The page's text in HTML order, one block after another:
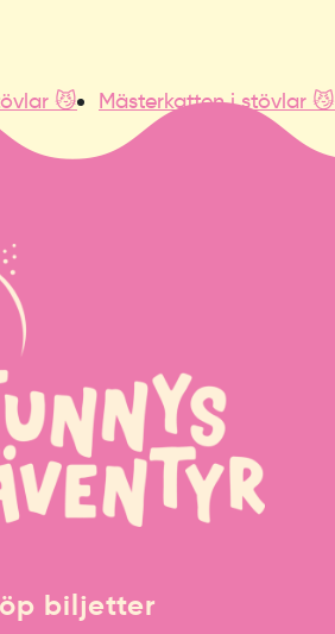
😼 Mästerkatten i stövlar 😼
biljetter